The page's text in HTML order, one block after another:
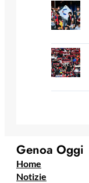
Genoa Oggi
Home
Notizie